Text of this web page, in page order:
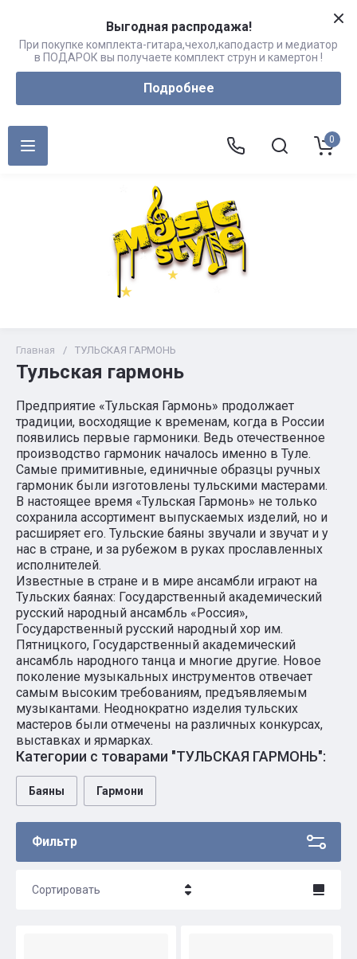
Выгодная распродажа!
При покупке комплекта-гитара,чехол,каподастр и медиатор
в ПОДАРОК вы получаете комплект струн и камертон !
Подробнее
0
Главная / ТУЛЬСКАЯ ГАРМОНЬ
Тульская гармонь
Предприятие «Тульская Гармонь» продолжает
традиции, восходящие к временам, когда в России
появились первые гармоники. Ведь отечественное
производство гармоник началось именно в Туле.
Самые примитивные, единичные образцы ручных
гармоник были изготовлены тульскими мастерами.
В настоящее время «Тульская Гармонь» не только
сохранила ассортимент выпускаемых изделий, но и
расширяет его. Тульские баяны звучали и звучат и у
нас в стране, и за рубежом в руках прославленных
исполнителей.
Известные в стране и в мире ансамбли играют на
Тульских баянах: Государственный академический
русский народный ансамбль «Россия»,
Государственный русский народный хор им.
Пятницкого, Государственный академический
ансамбль народного танца и многие другие. Новое
поколение музыкальных инструментов отвечает
самым высоким требованиям, предъявляемым
музыкантами. Неоднократно изделия тульских
мастеров были отмечены на различных конкурсах,
выставках и ярмарках.
Категории с товарами "ТУЛЬСКАЯ ГАРМОНЬ":
Баяны Гармони
Фильтр
Сортировать